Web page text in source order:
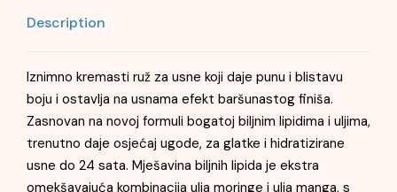
Description
Iznimno kremasti ruž za usne koji daje punu i blistavu
boju i ostavlja na usnama efekt baršunastog finiša.
Zasnovan na novoj formuli bogatoj biljnim lipidima i uljima,
trenutno daje osjećaj ugode, za glatke i hidratizirane
usne do 24 sata. Mješavina biljnih lipida je ekstra
omekšavajuća kombinacija ulja moringe i ulja manga, s